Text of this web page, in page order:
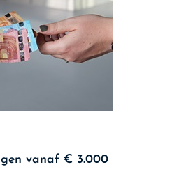
vanaf € 3.000